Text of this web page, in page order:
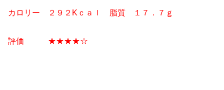
カロリー ２９２Kｃａｌ 脂質 １７．７ｇ
評価 ★★★★☆